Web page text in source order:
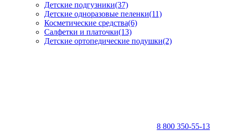
Детские подгузники(37)
Детские одноразовые пеленки(11)
Косметические средства(6)
Салфетки и платочки(13)
Детские ортопедические подушки(2)
8 800 350-55-13